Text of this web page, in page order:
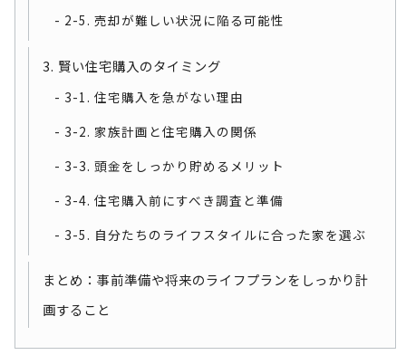
2-5. 売却が難しい状況に陥る可能性
3. 賢い住宅購入のタイミング
3-1. 住宅購入を急がない理由
3-2. 家族計画と住宅購入の関係
3-3. 頭金をしっかり貯めるメリット
3-4. 住宅購入前にすべき調査と準備
3-5. 自分たちのライフスタイルに合った家を選ぶ
まとめ：事前準備や将来のライフプランをしっかり計
画すること